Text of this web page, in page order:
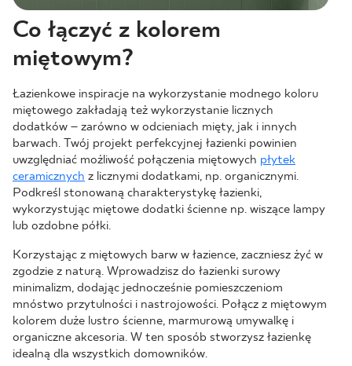
Co łączyć z kolorem
miętowym?
Łazienkowe inspiracje na wykorzystanie modnego koloru
miętowego zakładają też wykorzystanie licznych
dodatków – zarówno w odcieniach mięty, jak i innych
barwach. Twój projekt perfekcyjnej łazienki powinien
uwzględniać możliwość połączenia miętowych płytek
ceramicznych z licznymi dodatkami, np. organicznymi.
Podkreśl stonowaną charakterystykę łazienki,
wykorzystując miętowe dodatki ścienne np. wiszące lampy
lub ozdobne półki.
Korzystając z miętowych barw w łazience, zaczniesz żyć w
zgodzie z naturą. Wprowadzisz do łazienki surowy
minimalizm, dodając jednocześnie pomieszczeniom
mnóstwo przytulności i nastrojowości. Połącz z miętowym
kolorem duże lustro ścienne, marmurową umywalkę i
organiczne akcesoria. W ten sposób stworzysz łazienkę
idealną dla wszystkich domowników.